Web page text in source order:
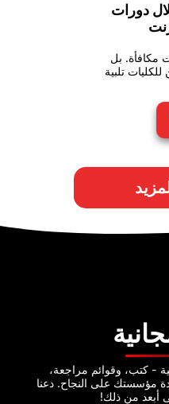
دورات
مكافأة. بل
تلبية
- كتب، وقوائم مراجعة،
مؤسستك على النجاح. دعنا
أبعد من ذلك!